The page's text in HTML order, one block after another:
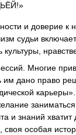
и доверие к
судьи
Многие
дано право
знаний хватит
особая